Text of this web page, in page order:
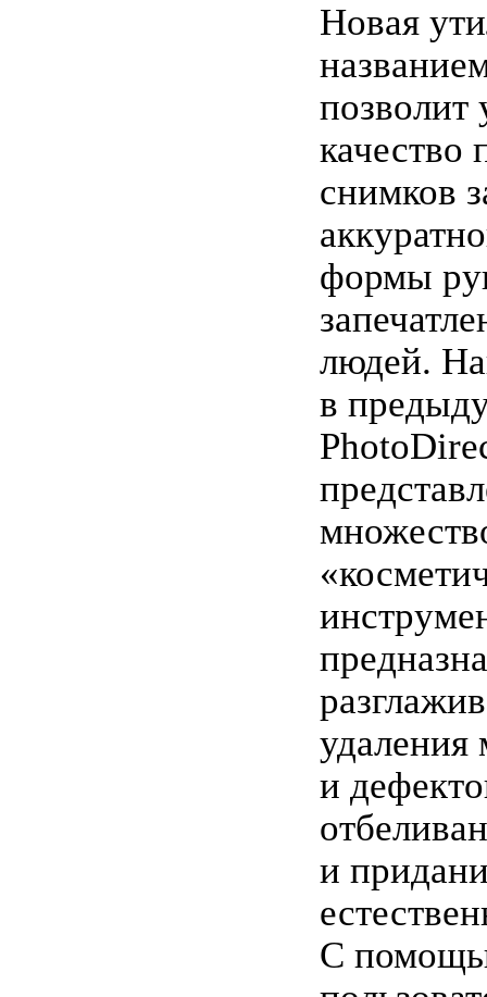
Новая
позволит
качество
снимков
формы
людей.
в
и
и
С